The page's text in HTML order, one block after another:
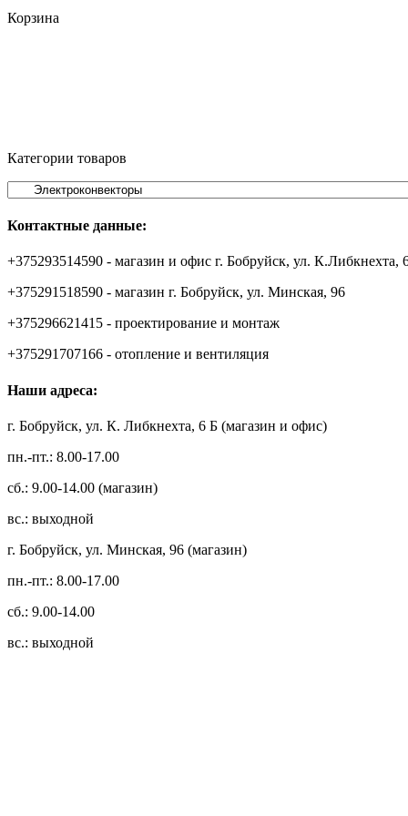
Корзина
Категории товаров
Контактные данные:
+375293514590 - магазин и офис г. Бобруйск, ул. К.Либкнехта,
+375291518590 - магазин г. Бобруйск, ул. Минская, 96
+375296621415 - проектирование и монтаж
+375291707166 - отопление и вентиляция
Наши адреса:
г. Бобруйск, ул. К. Либкнехта, 6 Б (магазин и офис)
пн.-пт.: 8.00-17.00
сб.: 9.00-14.00 (магазин)
вс.: выходной
г. Бобруйск, ул. Минская, 96 (магазин)
пн.-пт.: 8.00-17.00
сб.: 9.00-14.00
вс.: выходной